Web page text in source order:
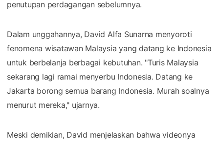
penutupan perdagangan sebelumnya.
Dalam unggahannya, David Alfa Sunarna menyoroti
fenomena wisatawan Malaysia yang datang ke Indonesia
untuk berbelanja berbagai kebutuhan. "Turis Malaysia
sekarang lagi ramai menyerbu Indonesia. Datang ke
Jakarta borong semua barang Indonesia. Murah soalnya
menurut mereka," ujarnya.
Meski demikian, David menjelaskan bahwa videonya